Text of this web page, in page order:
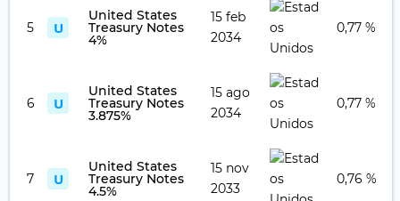
5 U
United States
Treasury Notes
4%
15 feb
2034
0,77 %
6 U
United States
Treasury Notes
3.875%
15 ago
2034
0,77 %
7 U
United States
Treasury Notes
4.5%
15 nov
2033
0,76 %